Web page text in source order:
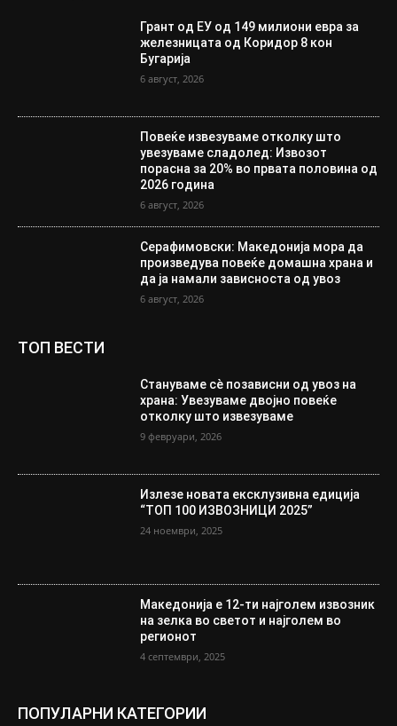
Грант од ЕУ од 149 милиони евра за
железницата од Коридор 8 кон
Бугарија
6 август, 2026
Повеќе извезуваме отколку што
увезуваме сладолед: Извозот
порасна за 20% во првата половина од
2026 година
6 август, 2026
Серафимовски: Македонија мора да
произведува повеќе домашна храна и
да ја намали зависноста од увоз
6 август, 2026
ТОП ВЕСТИ
Стануваме сè позависни од увоз на
храна: Увезуваме двојно повеќе
отколку што извезуваме
9 февруари, 2026
Излезе новата ексклузивна едиција
“ТОП 100 ИЗВОЗНИЦИ 2025”
24 ноември, 2025
Македонија е 12-ти најголем извозник
на зелка во светот и најголем во
регионот
4 септември, 2025
ПОПУЛАРНИ КАТЕГОРИИ